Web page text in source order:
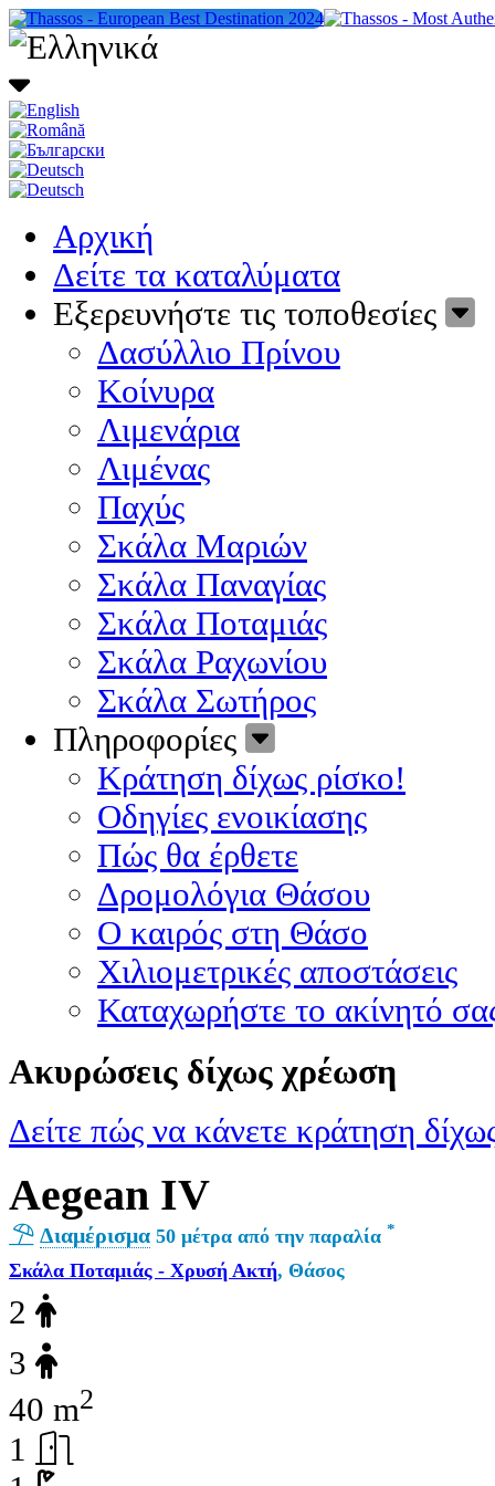
Αρχική
Δείτε τα καταλύματα
Εξερευνήστε τις τοποθεσίες
Δασύλλιο Πρίνου
Κοίνυρα
Λιμενάρια
Λιμένας
Παχύς
Σκάλα Μαριών
Σκάλα Παναγίας
Σκάλα Ποταμιάς
Σκάλα Ραχωνίου
Σκάλα Σωτήρος
Πληροφορίες
Κράτηση δίχως ρίσκο!
Οδηγίες ενοικίασης
Πώς θα έρθετε
Δρομολόγια Θάσου
Ο καιρός στη Θάσο
Χιλιομετρικές αποστάσεις
Καταχωρήστε το ακίνητό
Ακυρώσεις δίχως χρέωση
Δείτε πώς να κάνετε κράτηση
Aegean IV
Διαμέρισμα 50 μέτρα από την παραλία *
Σκάλα Ποταμιάς - Χρυσή Ακτή, Θάσος
2
3
40 m2
1